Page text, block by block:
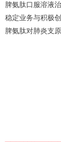
脾氨肽口服溶液
稳定业务与积极
脾氨肽对肺炎支